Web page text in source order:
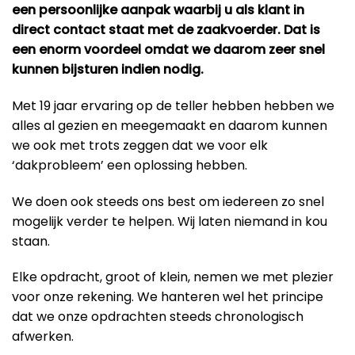
een persoonlijke aanpak waarbij u als klant in
direct contact staat met de zaakvoerder. Dat is
een enorm voordeel omdat we daarom zeer snel
kunnen bijsturen indien nodig.
Met 19 jaar ervaring op de teller hebben hebben we
alles al gezien en meegemaakt en daarom kunnen
we ook met trots zeggen dat we voor elk
‘dakprobleem’ een oplossing hebben.
We doen ook steeds ons best om iedereen zo snel
mogelijk verder te helpen. Wij laten niemand in kou
staan.
Elke opdracht, groot of klein, nemen we met plezier
voor onze rekening. We hanteren wel het principe
dat we onze opdrachten steeds chronologisch
afwerken.